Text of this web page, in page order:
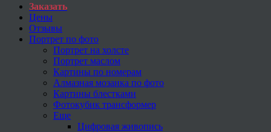
Заказать
Цены
Отзывы
Портрет по фото
Портрет на холсте
Портрет маслом
Картины по номерам
Алмазная мозаика по фото
Картины блестками
Фотокубик трансформер
Еще
Цифровая живопись